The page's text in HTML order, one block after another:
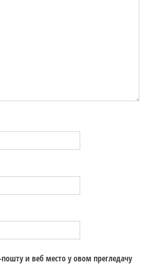
пошту и веб место у овом прегледачу